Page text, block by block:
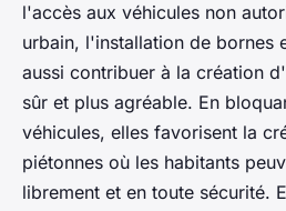
l'accès aux véhicules non
urbain, l'installation de bornes
aussi contribuer à la création
sûr et plus agréable. En
véhicules, elles favorisent la
piétonnes où les habitants
librement et en toute sécurité.